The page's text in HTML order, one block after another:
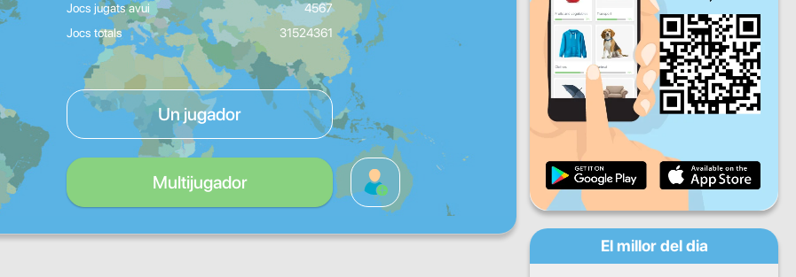
Jocs jugats avui
4567
Jocs totals
31524361
Un jugador
Multijugador
Ds Dg
Progrés diari
Progrés mensual
Progrés general
El millor del dia